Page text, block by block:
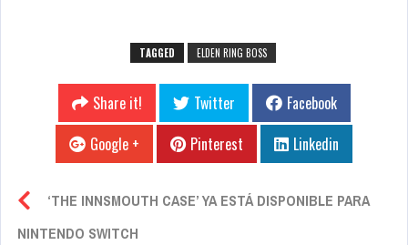
TAGGED ELDEN RING BOSS
Share it! Twitter
Facebook
Google +
Pinterest Linkedin
‘THE INNSMOUTH CASE’ YA ESTÁ DISPONIBLE PARA
NINTENDO SWITCH